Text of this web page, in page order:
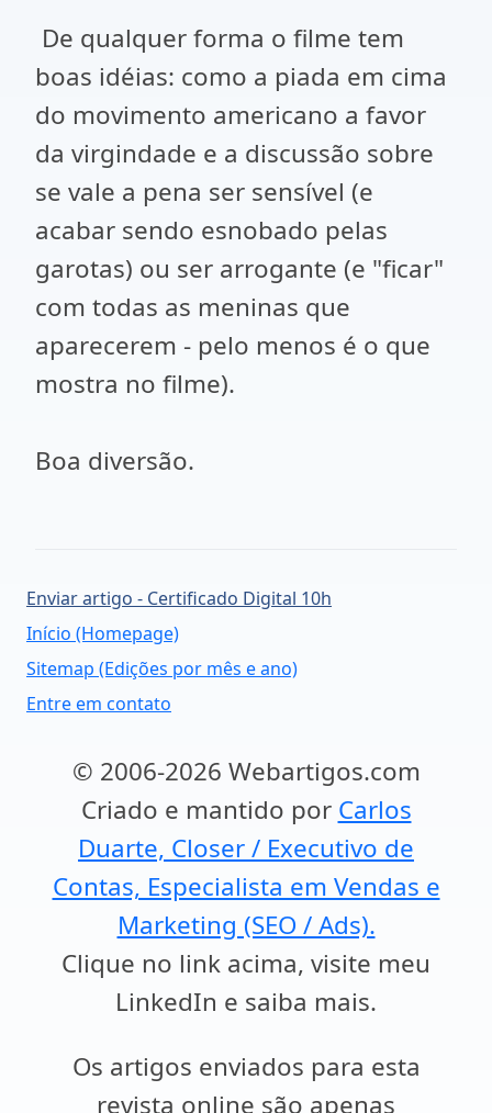
De qualquer forma o filme tem
boas idéias: como a piada em cima
do movimento americano a favor
da virgindade e a discussão sobre
se vale a pena ser sensível (e
acabar sendo esnobado pelas
garotas) ou ser arrogante (e "ficar"
com todas as meninas que
aparecerem - pelo menos é o que
mostra no filme).
Boa diversão.
Enviar artigo - Certificado Digital 10h
Início (Homepage)
Sitemap (Edições por mês e ano)
Entre em contato
© 2006-2026 Webartigos.com
Criado e mantido por Carlos
Duarte, Closer / Executivo de
Contas, Especialista em Vendas e
Marketing (SEO / Ads).
Clique no link acima, visite meu
LinkedIn e saiba mais.
Os artigos enviados para esta
revista online são apenas